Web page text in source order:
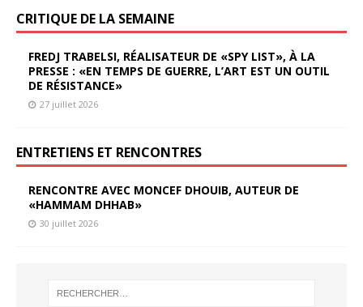
CRITIQUE DE LA SEMAINE
FREDJ TRABELSI, RÉALISATEUR DE «SPY LIST», À LA
PRESSE : «EN TEMPS DE GUERRE, L’ART EST UN OUTIL
DE RÉSISTANCE»
27 juillet 2026
ENTRETIENS ET RENCONTRES
RENCONTRE AVEC MONCEF DHOUIB, AUTEUR DE
«HAMMAM DHHAB»
30 juillet 2026